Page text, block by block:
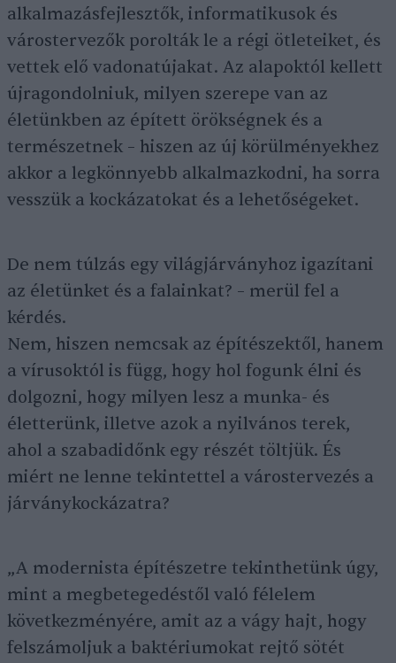
alkalmazásfejlesztők, informatikusok és
várostervezők porolták le a régi ötleteiket, és
vettek elő vadonatújakat. Az alapoktól kellett
újragondolniuk, milyen szerepe van az
életünkben az épített örökségnek és a
természetnek – hiszen az új körülményekhez
akkor a legkönnyebb alkalmazkodni, ha sorra
vesszük a kockázatokat és a lehetőségeket.
De nem túlzás egy világjárványhoz igazítani
az életünket és a falainkat? – merül fel a
kérdés.
Nem, hiszen nemcsak az építészektől, hanem
a vírusoktól is függ, hogy hol fogunk élni és
dolgozni, hogy milyen lesz a munka- és
életterünk, illetve azok a nyilvános terek,
ahol a szabadidőnk egy részét töltjük. És
miért ne lenne tekintettel a várostervezés a
járványkockázatra?
„A modernista építészetre tekinthetünk úgy,
mint a megbetegedéstől való félelem
következményére, amit az a vágy hajt, hogy
felszámoljuk a baktériumokat rejtő sötét